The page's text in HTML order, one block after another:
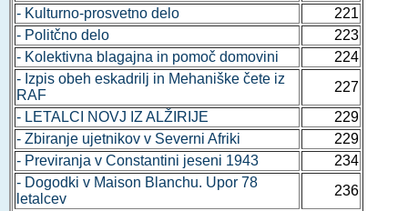
- Kulturno-prosvetno delo
221
- Politčno delo
223
- Kolektivna blagajna in pomoč domovini
224
- Izpis obeh eskadrilj in Mehaniške čete iz
RAF
227
- LETALCI NOVJ IZ ALŽIRIJE
229
- Zbiranje ujetnikov v Severni Afriki
229
- Previranja v Constantini jeseni 1943
234
- Dogodki v Maison Blanchu. Upor 78
letalcev
236